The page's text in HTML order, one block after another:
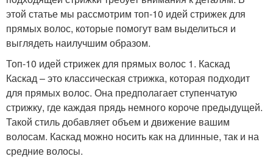
этой статье мы рассмотрим топ-10 идей стрижек для
прямых волос, которые помогут вам выделиться и
выглядеть наилучшим образом.
Топ-10 идей стрижек для прямых волос 1. Каскад
Каскад – это классическая стрижка, которая подходит
для прямых волос. Она предполагает ступенчатую
стрижку, где каждая прядь немного короче предыдущей.
Такой стиль добавляет объем и движение вашим
волосам. Каскад можно носить как на длинные, так и на
средние волосы.